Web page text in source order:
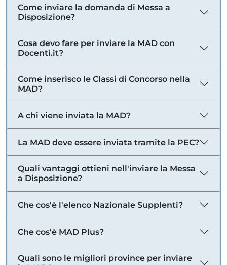
Come inviare la domanda di Messa a
Disposizione?
Cosa devo fare per inviare la MAD con
Docenti.it?
Come inserisco le Classi di Concorso nella
MAD?
A chi viene inviata la MAD?
La MAD deve essere inviata tramite la PEC?
Quali vantaggi ottieni nell'inviare la Messa
a Disposizione?
Che cos'è l'elenco Nazionale Supplenti?
Che cos'è MAD Plus?
Quali sono le migliori province per inviare